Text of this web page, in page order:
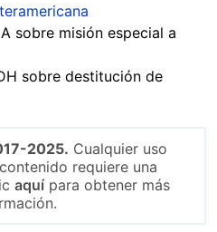
sobre misión especial a
sobre destitución de
2025. Cualquier uso
requiere una
aquípara obtener más